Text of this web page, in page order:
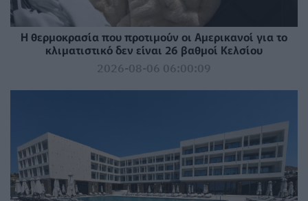
Η θερμοκρασία που προτιμούν οι Αμερικανοί για το
κλιματιστικό δεν είναι 26 βαθμοί Κελσίου
2026-08-06 06:00:09